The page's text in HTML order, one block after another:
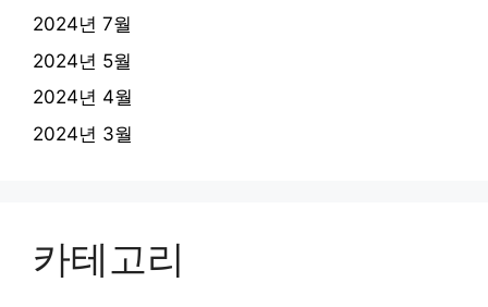
2024년 7월
2024년 5월
2024년 4월
2024년 3월
카테고리